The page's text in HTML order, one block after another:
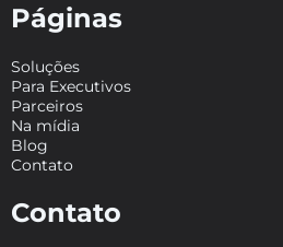
Páginas
Soluções
Para Executivos
Parceiros
Na mídia
Blog
Contato
Contato